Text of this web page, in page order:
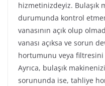
hizmetinizdeyiz. Bulaşık
durumunda kontrol
vanasının açık olup
vanası açıksa ve sorun
hortumunu veya
Ayrıca, bulaşık
sorununda ise, tahliye